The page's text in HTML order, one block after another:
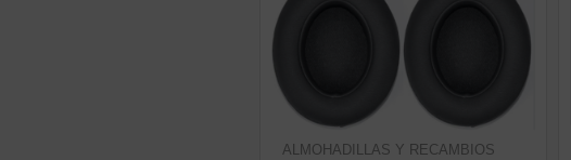
ALMOHADILLAS Y RECAMBIOS